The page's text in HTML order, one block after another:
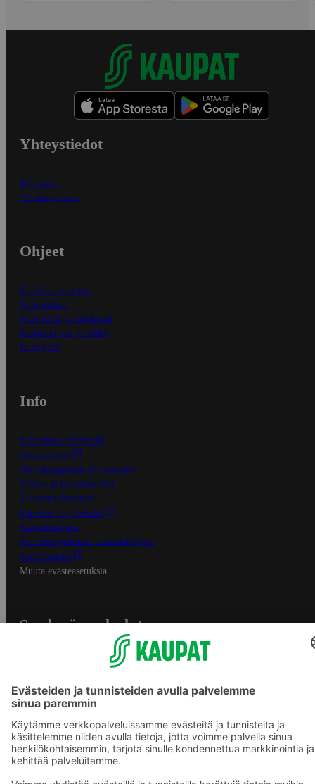
Yhteystiedot
Myymälät
Asiakaspalvelu
Ohjeet
Ensitilaajan ohjeet
Näin maksat
Näin tilaat ja muokkaat
Kaikki ohjeet ja vinkit
In English
Info
S-Business yrityksille
Oiva-raportit
Osuuskauppojen yhteystiedot
Tilaus- ja toimitusehdot
Tietosuojakäytäntö
Palvelun käyttöehdot
Saavutettavuus
Mobiilisovelluksen saavutettavuus
Mainostajalle
Muuta evästeasetuksia
S-ryhmän palvelut
Yhteishyvä Ruoka -sovellus
S-ostoslista -sovellus
Prisma.fi
Sokos.fi
S-Pankki